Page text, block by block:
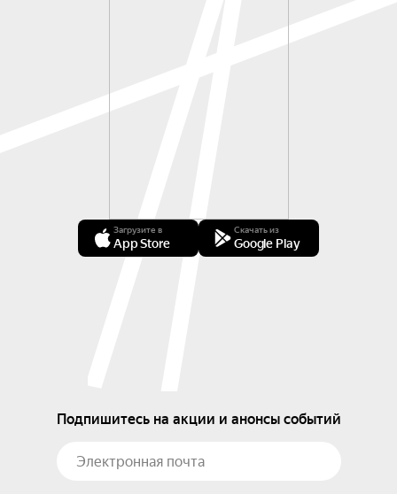
Загрузите в
App Store
Скачать из
Google Play
Подпишитесь на акции и анонсы событий